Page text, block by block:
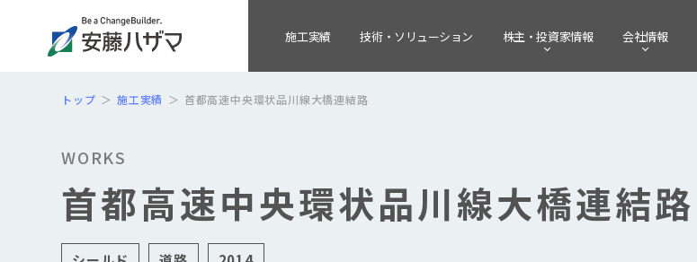
施工実績 技術・ ソリューション 株主・投資家情報 会社情報
トップ 施工実績 首都高速中央環状品川線大橋連結路
WORKS
首都高速中央環状品川線大橋連結路